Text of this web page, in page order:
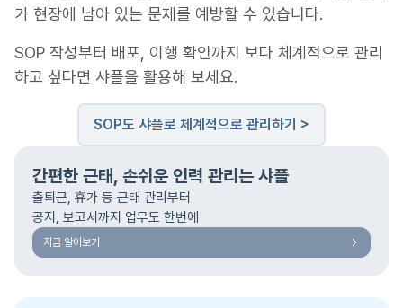
가 현장에 남아 있는 문제를 예방할 수 있습니다.
SOP 작성부터 배포, 이행 확인까지 보다 체계적으로 관리
하고 싶다면 샤플을 활용해 보세요.
SOP도 샤플로 체계적으로 관리하기 >
간편한 근태, 손쉬운 인력 관리는 샤플
출퇴근, 휴가 등 근태 관리부터
공지, 보고서까지 업무도 한번에
지금 알아보기